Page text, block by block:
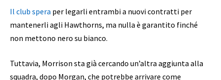
Il club spera per legarli entrambi a nuovi contratti per
mantenerli agli Hawthorns, ma nulla è garantito finché
non mettono nero su bianco.
Tuttavia, Morrison sta già cercando un’altra aggiunta alla
squadra, dopo Morgan, che potrebbe arrivare come